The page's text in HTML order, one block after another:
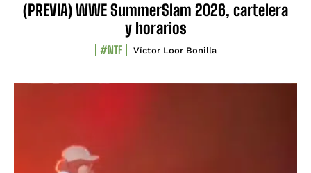
(PREVIA) WWE SummerSlam 2026, cartelera
y horarios
#NTF Víctor Loor Bonilla